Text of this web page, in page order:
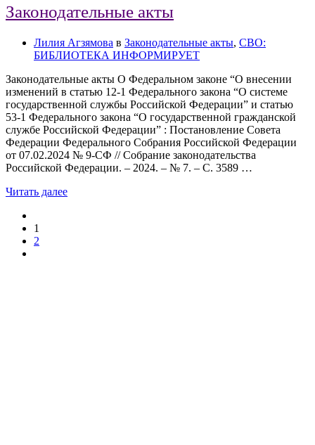
Законодательные акты
Лилия Агзямова в Законодательные акты, СВО:
БИБЛИОТЕКА ИНФОРМИРУЕТ
Законодательные акты О Федеральном законе “О внесении
изменений в статью 12-1 Федерального закона “О системе
государственной службы Российской Федерации” и статью
53-1 Федерального закона “О государственной гражданской
службе Российской Федерации” : Постановление Совета
Федерации Федерального Собрания Российской Федерации
от 07.02.2024 № 9-СФ // Собрание законодательства
Российской Федерации. – 2024. – № 7. – С. 3589 …
Читать далее
1
2